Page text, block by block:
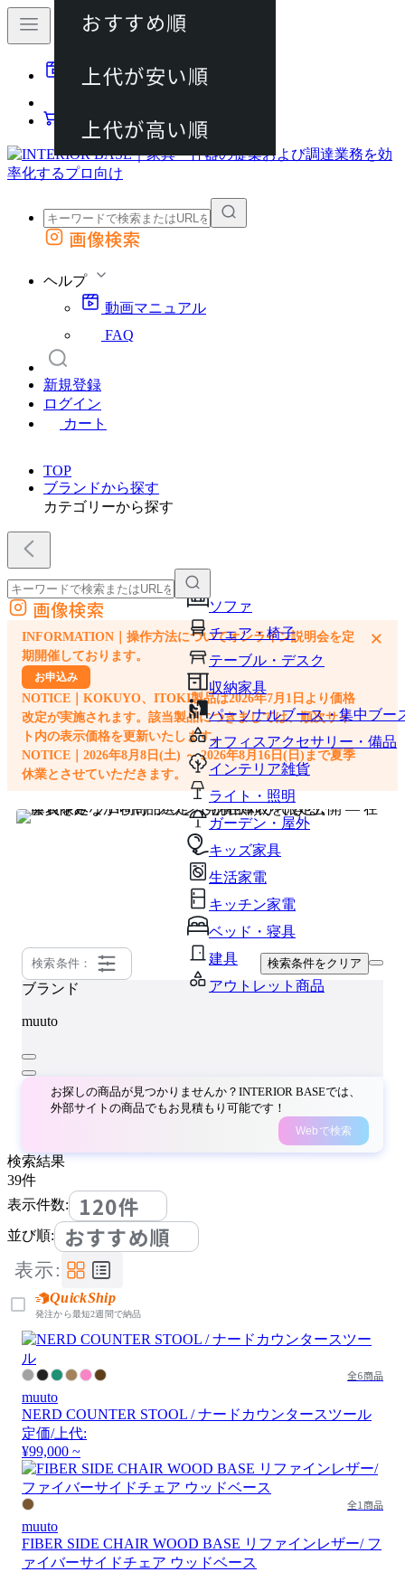
動画マニュアル
カート
外部サイトの商品をカートに追加
画像検索
ヘルプ
動画マニュアル
FAQ
新規登録
ログイン
カート
TOP
ブランドから探す
カテゴリーから探す
ソファ
チェア・椅子
テーブル・デスク
収納家具
パーソナルブース・集中ブー
オフィスアクセサリー・備品
インテリア雑貨
ライト・照明
ガーデン・屋外
キッズ家具
生活家電
キッチン家電
ベッド・寝具
建具
アウトレット商品
外部サイトの商品をカートに追加
他のサイトで見つけた商品ページのURLを貼り付けて、カートに追加できます
画像検索
INFORMATION｜操作方法についてオンライン説明会を定
期開催しております。
お申込み
NOTICE｜KOKUYO、ITOKI製品は2026年7月1日より価格
改定が実施されます。該当製品につきましては、順次サイ
ト内の表示価格を更新いたします。
NOTICE｜2026年8月8日(土) ～ 2026年8月16日(日)まで夏季
休業とさせていただきます。
×
検索条件： 検索条件をクリア
ブランド
muuto
お探しの商品が見つかりませんか？INTERIOR BASEでは、
外部サイトの商品でもお見積もり可能です！
Webで検索
検索結果
39件
表示件数:
120件
並び順: おすすめ順
おすすめ順
上代が安い順
上代が高い順
表示:
QuickShip
発注から最短2週間で納品
全6商品
muuto
NERD COUNTER STOOL / ナードカウンタースツール
定価/上代:
¥99,000 ~
全1商品
muuto
FIBER SIDE CHAIR WOOD BASE リファインレザー/ フ
ァイバーサイドチェア ウッドベース